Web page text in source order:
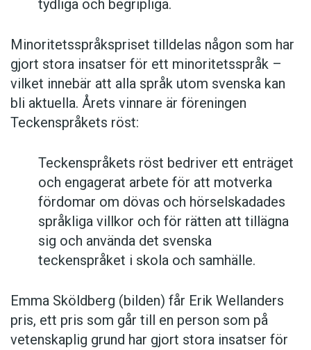
tydliga och begripliga.
Minoritetsspråkspriset tilldelas någon som har
gjort stora insatser för ett minoritetsspråk –
vilket innebär att alla språk utom svenska kan
bli aktuella. Årets vinnare är föreningen
Teckenspråkets röst:
Teckenspråkets röst bedriver ett enträget
och engagerat arbete för att motverka
fördomar om dövas och hörselskadades
språkliga villkor och för rätten att tillägna
sig och använda det svenska
teckenspråket i skola och samhälle.
Emma Sköldberg (bilden) får Erik Wellanders
pris, ett pris som går till en person som på
vetenskaplig grund har gjort stora insatser för